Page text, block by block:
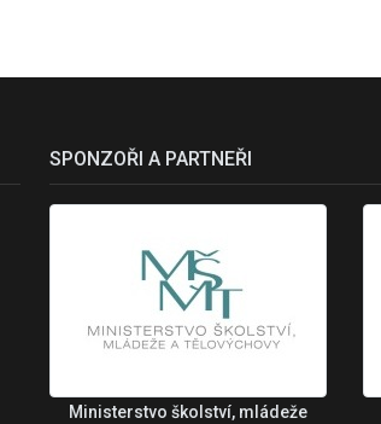
SPONZOŘI A PARTNEŘI
Ministerstvo školství, mládeže